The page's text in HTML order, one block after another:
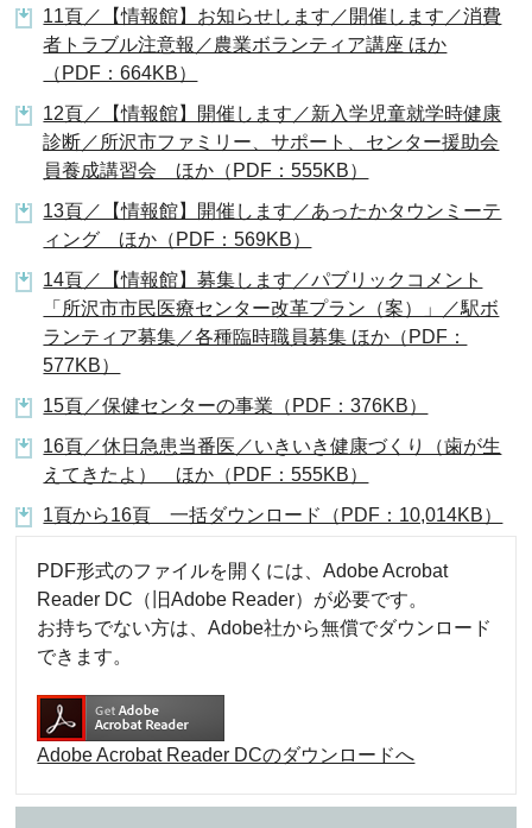
11頁／【情報館】お知らせします／開催します／消費
者トラブル注意報／農業ボランティア講座 ほか
（PDF：664KB）
12頁／【情報館】開催します／新入学児童就学時健康
診断／所沢市ファミリー、サポート、センター援助会
員養成講習会 ほか（PDF：555KB）
13頁／【情報館】開催します／あったかタウンミーテ
ィング ほか（PDF：569KB）
14頁／【情報館】募集します／パブリックコメント
「所沢市市民医療センター改革プラン（案）」／駅ボ
ランティア募集／各種臨時職員募集 ほか（PDF：
577KB）
15頁／保健センターの事業（PDF：376KB）
16頁／休日急患当番医／いきいき健康づくり（歯が生
えてきたよ） ほか（PDF：555KB）
1頁から16頁 一括ダウンロード（PDF：10,014KB）
PDF形式のファイルを開くには、Adobe Acrobat
Reader DC（旧Adobe Reader）が必要です。
お持ちでない方は、Adobe社から無償でダウンロード
できます。
Adobe Acrobat Reader DCのダウンロードへ